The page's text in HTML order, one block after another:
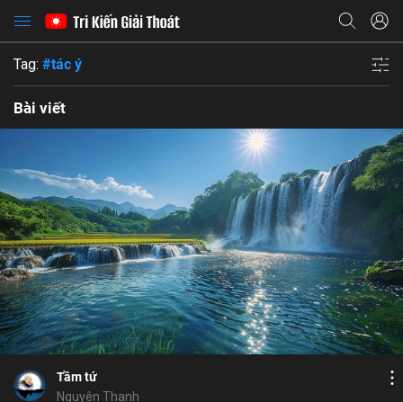
Tag: #tác ý
Bài viết
ý thức lực chánh tư duy tham tác ý si
10 12
Tầm tứ
Nguyên Thanh
Bỏ chọn
Bỏ chọn
Bỏ chọn
Bình luận
Lưu